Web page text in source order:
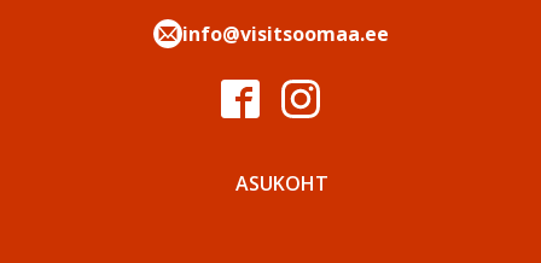
info@visitsoomaa.ee
ASUKOHT